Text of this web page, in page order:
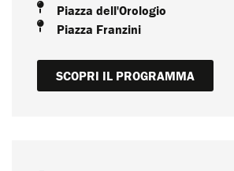
Piazza dell'Orologio
Piazza Franzini
SCOPRI IL PROGRAMMA